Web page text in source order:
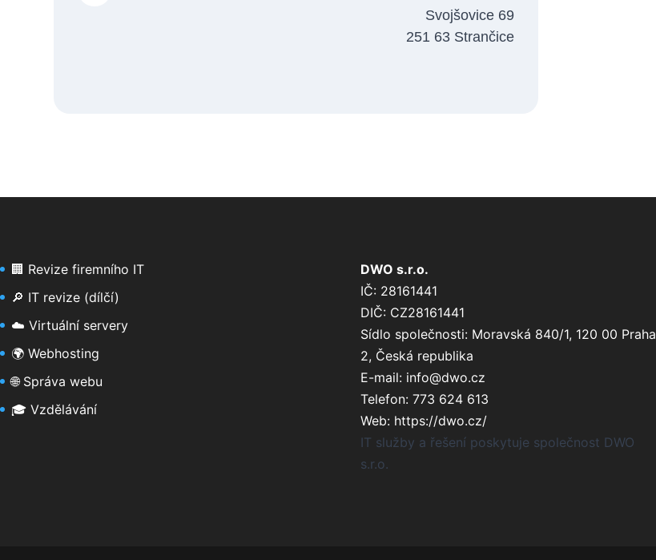
Svojšovice 69
251 63 Strančice
🏢 Revize firemního IT
🔎 IT revize (dílčí)
☁️ Virtuální servery
🌍 Webhosting
🌐 Správa webu
🎓 Vzdělávání
DWO s.r.o.
IČ: 28161441
DIČ: CZ28161441
Sídlo společnosti: Moravská 840/1, 120 00 Praha
2, Česká republika
E-mail: info@dwo.cz
Telefon:773 624 613
Web: https://dwo.cz/
IT služby a řešení poskytuje společnost DWO
s.r.o.